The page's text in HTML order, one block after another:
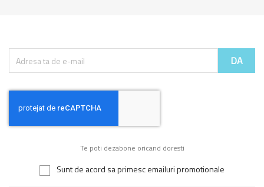
Te poti dezabone oricand doresti
Sunt de acord sa primesc emailuri promotionale